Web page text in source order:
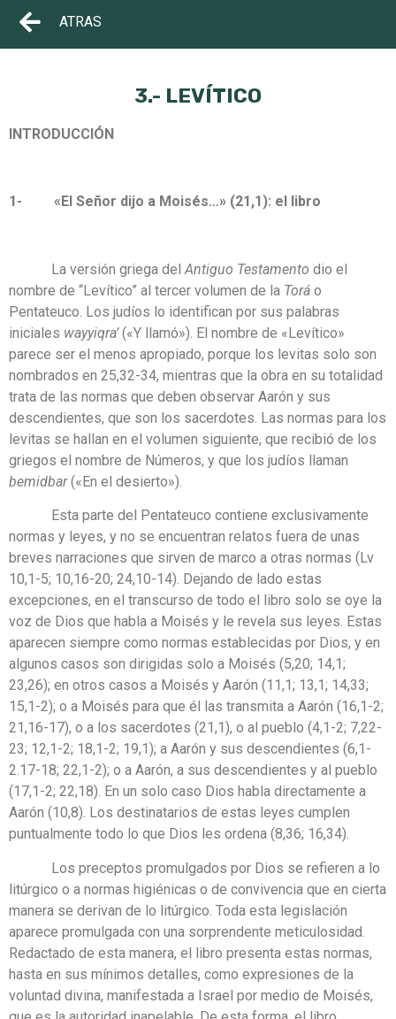
ATRAS
3.- LEVÍTICO
INTRODUCCIÓN
1- «El Señor dijo a Moisés…» (21,1): el libro
La versión griega delAntiguo Testamento dio el
nombre de “Levítico” al tercer volumen de la Torá o
Pentateuco. Los judíos lo identifican por sus palabras
iniciales wayyiqra’(«Y llamó»). El nombre de «Levítico»
parece ser el menos apropiado, porque los levitas solo son
nombrados en 25,32-34, mientras que la obra en su totalidad
trata de las normas que deben observar Aarón y sus
descendientes, que son los sacerdotes. Las normas para los
levitas se hallan en el volumen siguiente, que recibió de los
griegos el nombre de Números, y que los judíos llaman
bemidbar(«En el desierto»).
Esta parte del Pentateuco contiene exclusivamente
normas y leyes, y no se encuentran relatos fuera de unas
breves narraciones que sirven de marco a otras normas (Lv
10,1-5; 10,16-20; 24,10-14). Dejando de lado estas
excepciones, en el transcurso de todo el libro solo se oye la
voz de Dios que habla a Moisés y le revela sus leyes. Estas
aparecen siempre como normas establecidas por Dios, y en
algunos casos son dirigidas solo a Moisés (5,20; 14,1;
23,26); en otros casos a Moisés y Aarón (11,1; 13,1; 14,33;
15,1-2); o a Moisés para que él las transmita a Aarón (16,1-2;
21,16-17), o a los sacerdotes (21,1), o al pueblo (4,1-2; 7,22-
23; 12,1-2; 18,1-2; 19,1); a Aarón y sus descendientes (6,1-
2.17-18; 22,1-2); o a Aarón, a sus descendientes y al pueblo
(17,1-2; 22,18). En un solo caso Dios habla directamente a
Aarón (10,8). Los destinatarios de estas leyes cumplen
puntualmente todo lo que Dios les ordena (8,36; 16,34).
Los preceptos promulgados por Dios se refieren a lo
litúrgico o a normas higiénicas o de convivencia que en cierta
manera se derivan de lo litúrgico. Toda esta legislación
aparece promulgada con una sorprendente meticulosidad.
Redactado de esta manera, el libro presenta estas normas,
hasta en sus mínimos detalles, como expresiones de la
voluntad divina, manifestada a Israel por medio de Moisés,